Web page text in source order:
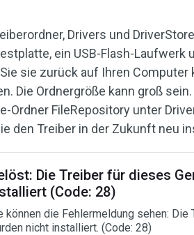
Drivers und
ein USB-Flash-Laufwerk
sie zurück auf Ihren Computer
Die Ordnergröße kann groß
Ordner FileRepository unter
den Treiber in der Zukunft neu
Die Treiber für dieses
(Code: 28)
können die Fehlermeldung sehen: Die
nicht installiert. (Code: 28)